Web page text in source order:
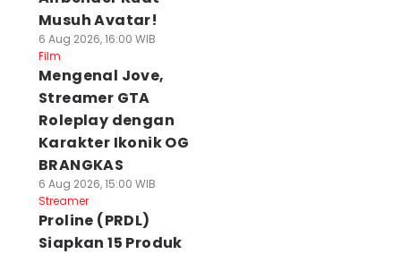
Musuh Avatar!
6 Aug 2026, 16:00 WIB
Film
Mengenal Jove,
Streamer GTA
Roleplay dengan
Karakter Ikonik OG
BRANGKAS
6 Aug 2026, 15:00 WIB
Streamer
Proline (PRDL)
Siapkan 15 Produk